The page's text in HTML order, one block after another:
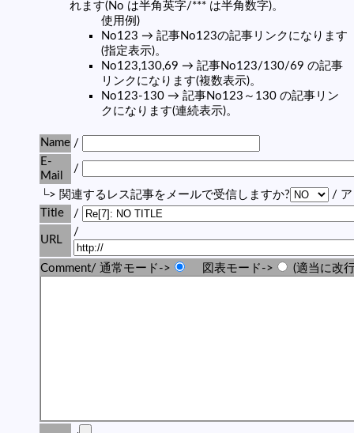
れます(No は半角英字/*** は半角数字)。
使用例)
No123 → 記事No123の記事リンクになります
(指定表示)。
No123,130,69 → 記事No123/130/69 の記事
リンクになります(複数表示)。
No123-130 → 記事No123～130 の記事リン
クになります(連続表示)。
Name /
E-
Mail
/
└> 関連するレス記事をメールで受信しますか?
/ ア
Title
/
URL
/
Comment/ 通常モード-> 図表モード-> (適当に改